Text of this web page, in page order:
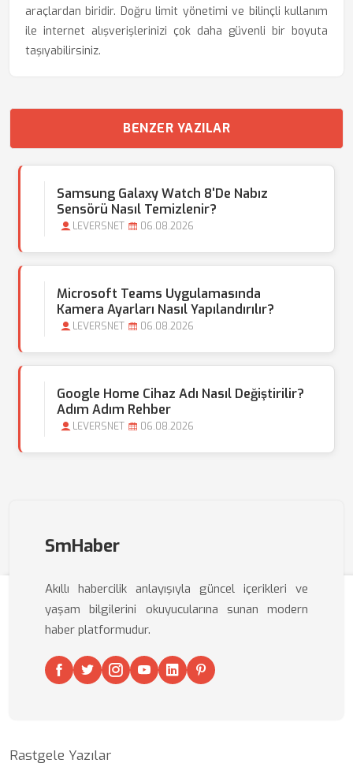
araçlardan biridir. Doğru limit yönetimi ve bilinçli kullanım
ile internet alışverişlerinizi çok daha güvenli bir boyuta
taşıyabilirsiniz.
BENZER YAZILAR
Samsung Galaxy Watch 8'de Nabız
Sensörü Nasıl Temizlenir?
LEVERSNET 06.08.2026
Microsoft Teams Uygulamasında
Kamera Ayarları Nasıl Yapılandırılır?
LEVERSNET 06.08.2026
Google Home Cihaz Adı Nasıl Değiştirilir?
Adım Adım Rehber
LEVERSNET 06.08.2026
SmHaber
Akıllı habercilik anlayışıyla güncel içerikleri ve
yaşam bilgilerini okuyucularına sunan modern
haber platformudur.
Rastgele Yazılar